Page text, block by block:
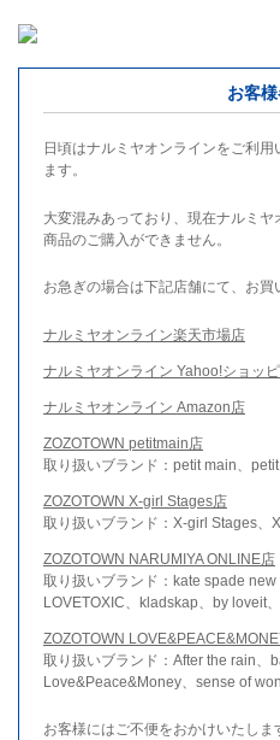
お客
日頃はナルミヤオンラインをご利
ます。
大変混みあっており、現在ナルミ
商品のご購入ができません。
お急ぎの場合は下記店舗にて、お買
ナルミヤオンライン楽天市場店
ナルミヤオンライン Yahoo!ショッ
ナルミヤオンライン Amazon店
ZOZOTOWN petitmain店
取り扱いブランド：petit main、
ZOZOTOWN X-girl Stages店
取り扱いブランド：X-girl Stages、
ZOZOTOWN NARUMIYA ONLINE店
取り扱いブランド：kate spade new
LOVETOXIC、kladskap、by loveit
ZOZOTOWN
取り扱いブランド：After the rain、
Love&Peace&Money、sense of
お客様にはご不便をおかけいたし